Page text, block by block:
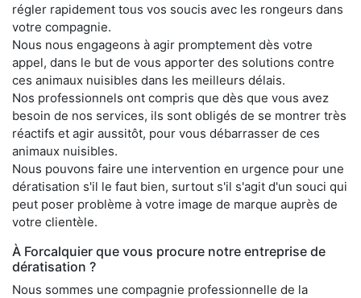
régler rapidement tous vos soucis avec les rongeurs dans
votre compagnie.
Nous nous engageons à agir promptement dès votre
appel, dans le but de vous apporter des solutions contre
ces animaux nuisibles dans les meilleurs délais.
Nos professionnels ont compris que dès que vous avez
besoin de nos services, ils sont obligés de se montrer très
réactifs et agir aussitôt, pour vous débarrasser de ces
animaux nuisibles.
Nous pouvons faire une intervention en urgence pour une
dératisation s'il le faut bien, surtout s'il s'agit d'un souci qui
peut poser problème à votre image de marque auprès de
votre clientèle.
À Forcalquier que vous procure notre entreprise de
dératisation ?
Nous sommes une compagnie professionnelle de la